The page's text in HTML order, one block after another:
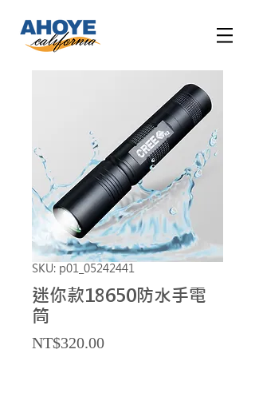
SKU: p01_05242441
迷你款18650防水手電
筒
NT$320.00Price